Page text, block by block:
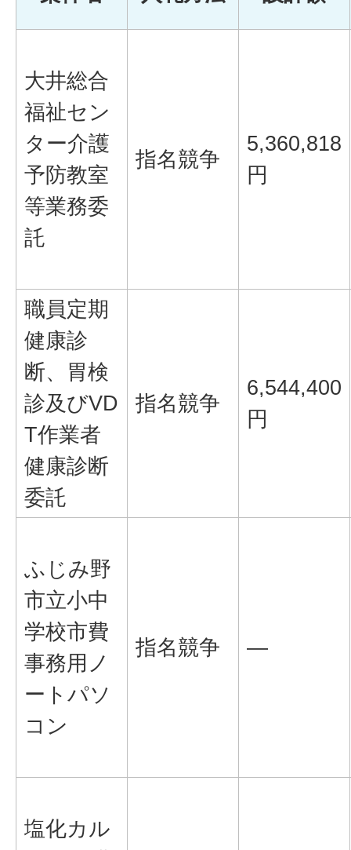
大井総合
福祉セン
ター介護
予防教室
等業務委
託
指名競争
5,360,818
円
職員定期
健康診
断、胃検
診及びVD
T作業者
健康診断
委託
指名競争
6,544,400
円
ふじみ野
市立小中
学校市費
事務用ノ
ートパソ
コン
指名競争 ―
塩化カル